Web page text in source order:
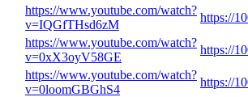
https://www.youtube.com/watch?
v=IQGfTHsd6zM
https://
https://www.youtube.com/watch?
v=0xX3oyV58GE
https://
https://www.youtube.com/watch?
v=0loomGBGhS4
https://